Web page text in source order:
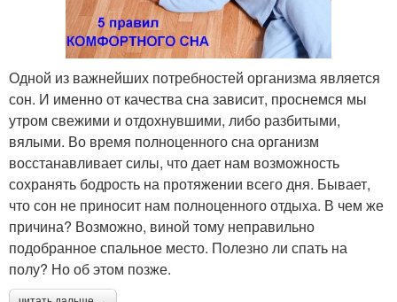
Одной из важнейших потребностей организма является
сон. И именно от качества сна зависит, проснемся мы
утром свежими и отдохнувшими, либо разбитыми,
вялыми. Во время полноценного сна организм
восстанавливает силы, что дает нам возможность
сохранять бодрость на протяжении всего дня. Бывает,
что сон не приносит нам полноценного отдыха. В чем же
причина? Возможно, виной тому неправильно
подобранное спальное место. Полезно ли спать на
полу? Но об этом позже.